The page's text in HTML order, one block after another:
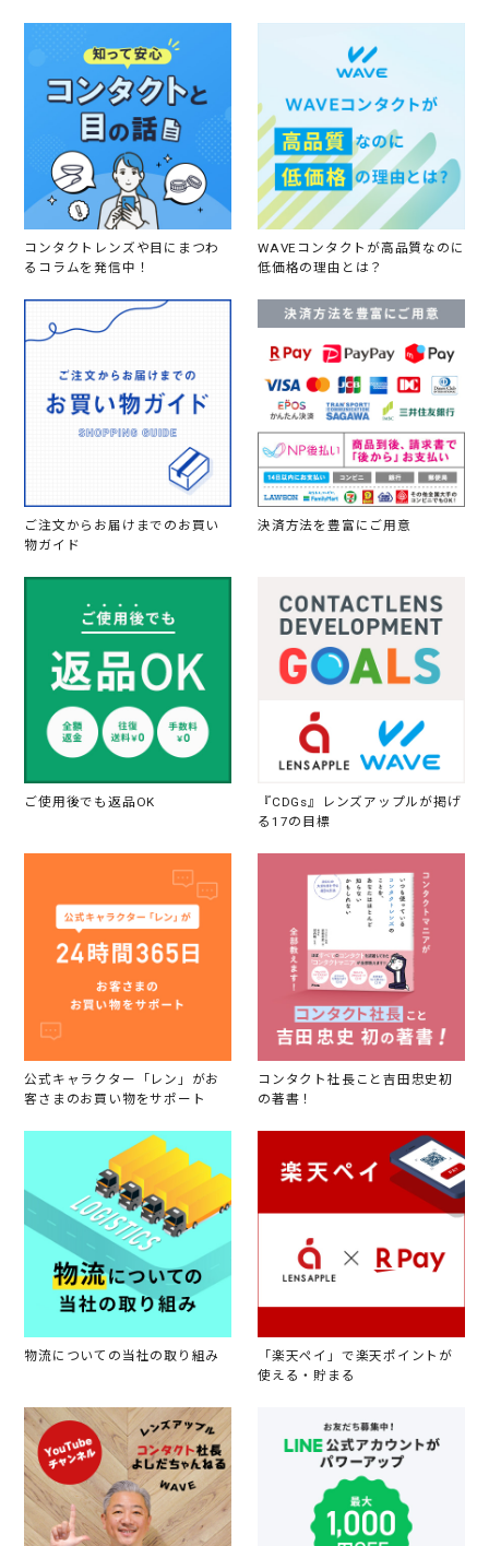
コンタクトレンズや目にまつわ
るコラムを発信中！
WAVEコンタクトが高品質なのに
低価格の理由とは？
ご注文からお届けまでのお買い
物ガイド
決済方法を豊富にご用意
ご使用後でも返品OK
『CDGs』レンズアップルが掲げ
る17の目標
公式キャラクター「レン」がお
客さまのお買い物をサポート
コンタクト社長こと吉田忠史初
の著書！
物流についての当社の取り組み
「楽天ペイ」で楽天ポイントが
使える・貯まる